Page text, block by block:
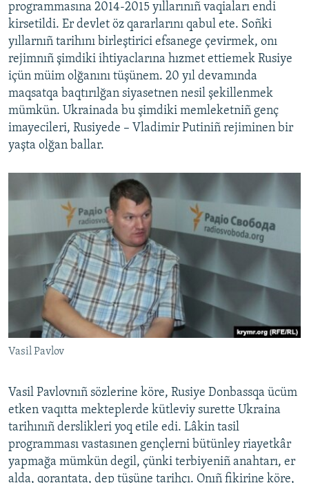
programmasına 2014-2015 yıllarınıñ vaqiaları endi
kirsetildi. Er devlet öz qararlarını qabul ete. Soñki
yıllarnıñ tarihını birleştirici efsanege çevirmek, onı
rejimnıñ şimdiki ihtiyaclarına hızmet ettiemek Rusiye
içün müim olğanını tüşünem. 20 yıl devamında
maqsatqa baqtırılğan siyasetnen nesil şekillenmek
mümkün. Ukrainada bu şimdiki memleketniñ genç
imayecileri, Rusiyede – Vladimir Putiniñ rejiminen bir
yaşta olğan ballar.
Vasil Pavlov
Vasil Pavlovnıñ sözlerine köre, Rusiye Donbassqa ücüm
etken vaqıtta mekteplerde kütleviy surette Ukraina
tarihınıñ derslikleri yoq etile edi. Lâkin tasil
programması vastasınen gençlerni bütünley riayetkâr
yapmağa mümkün degil, çünki terbiyeniñ anahtarı, er
alda, qorantata, dep tüşüne tarihçı. Onıñ fikirine köre,